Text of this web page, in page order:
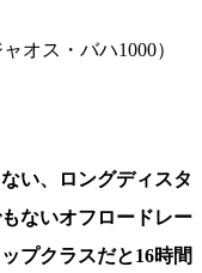
い、ロングディスタ
ないオフロードレー
プクラスだと16時間